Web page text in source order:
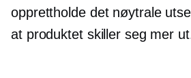
opprettholde det nøytrale
at produktet skiller seg mer